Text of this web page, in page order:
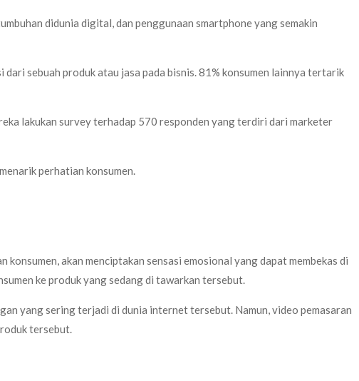
didunia digital, dan penggunaan smartphone yang semakin
sebuah produk atau jasa pada bisnis. 81% konsumen lainnya tertarik
lakukan survey terhadap 570 responden yang terdiri dari marketer
perhatian konsumen.
akan menciptakan sensasi emosional yang dapat membekas di
ke produk yang sedang di tawarkan tersebut.
yang sering terjadi di dunia internet tersebut. Namun, video pemasaran
tersebut.